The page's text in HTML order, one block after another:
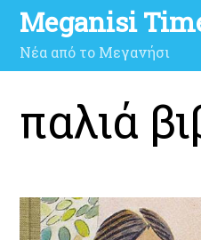
Meganisi
Νέα από το Μεγανήσι
παλιά